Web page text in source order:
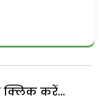
क्लिक करें...